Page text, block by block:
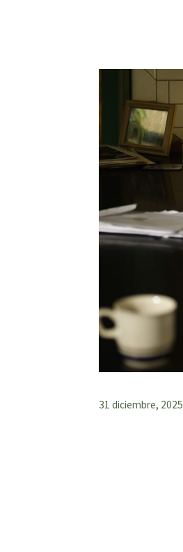
31 diciembre, 2025